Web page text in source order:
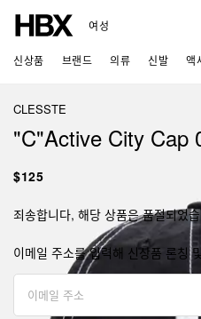
여성
신상품 브랜드 의류 신발 액
CLESSTE
"C"Active City Cap
$125
죄송합니다, 해당 상품은 품절되었
이메일 주소를 입력해 신상품 론칭